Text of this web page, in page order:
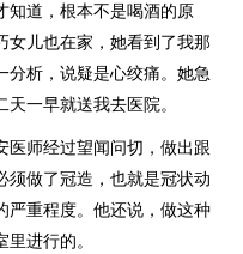
知道，根本不是喝酒的原
女儿也在家，她看到了我那
分析，说疑是心绞痛。她急
一早就送我去医院。
医师经过望闻问切，做出跟
须做了冠造，也就是冠状动
严重程度。他还说，做这种
进行的。